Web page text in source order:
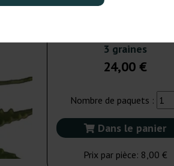
EXPÉD. 3-7 JOURS
3 graines
24,00 €
Nombre de paquets :
Dans le panier
Prix par pièce: 8,00 €